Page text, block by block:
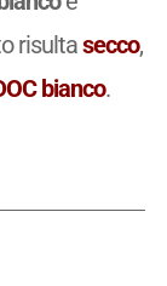
risultasecco,
bianco.